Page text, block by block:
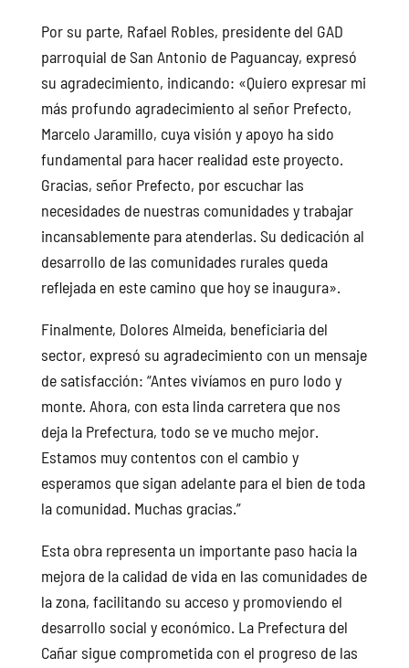
Por su parte, Rafael Robles, presidente del GAD
parroquial de San Antonio de Paguancay, expresó
su agradecimiento, indicando: «Quiero expresar mi
más profundo agradecimiento al señor Prefecto,
Marcelo Jaramillo, cuya visión y apoyo ha sido
fundamental para hacer realidad este proyecto.
Gracias, señor Prefecto, por escuchar las
necesidades de nuestras comunidades y trabajar
incansablemente para atenderlas. Su dedicación al
desarrollo de las comunidades rurales queda
reflejada en este camino que hoy se inaugura».
Finalmente, Dolores Almeida, beneficiaria del
sector, expresó su agradecimiento con un mensaje
de satisfacción: “Antes vivíamos en puro lodo y
monte. Ahora, con esta linda carretera que nos
deja la Prefectura, todo se ve mucho mejor.
Estamos muy contentos con el cambio y
esperamos que sigan adelante para el bien de toda
la comunidad. Muchas gracias.”
Esta obra representa un importante paso hacia la
mejora de la calidad de vida en las comunidades de
la zona, facilitando su acceso y promoviendo el
desarrollo social y económico. La Prefectura del
Cañar sigue comprometida con el progreso de las